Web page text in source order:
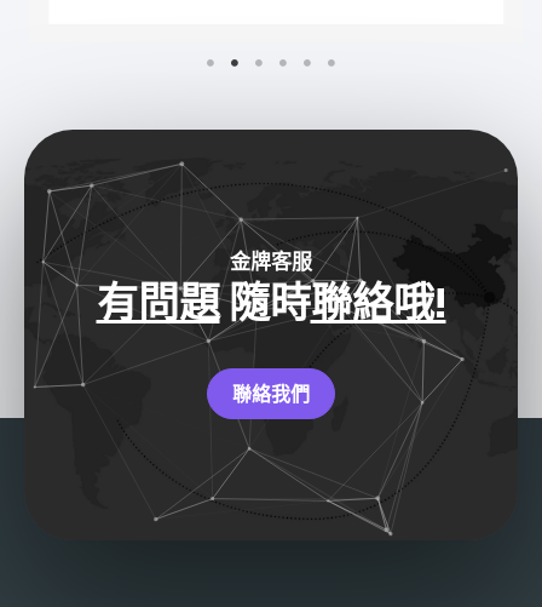
金牌客服
有問題隨時聯絡哦!
聯絡我們